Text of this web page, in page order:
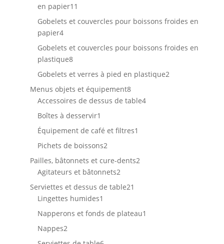
en papier11
produits
Gobelets et couvercles pour boissons froides en
papier44
produits
Gobelets et couvercles pour boissons froides en
plastique88
produits
Gobelets et verres à pied en plastique22
Menus objets et équipement88
produits
Accessoires de dessus de table44
Boîtes à desservir1
produit
Équipement de café et filtres1
Pichets de boissons22
produits
Pailles, bâtonnets et cure-dents22
Agitateurs et bâtonnets22
produits
Serviettes et dessus de table21
Lingettes humides1
produit
Napperons et fonds de plateau1
Nappes22
produits